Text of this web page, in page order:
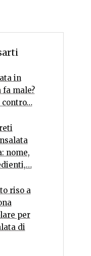
in
fa male?
contro…
nome,
riso a
per
di